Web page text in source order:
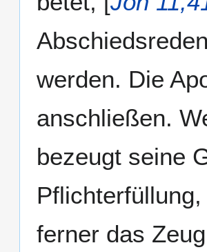
werden. Die
anschließen.
bezeugt seine
ferner das